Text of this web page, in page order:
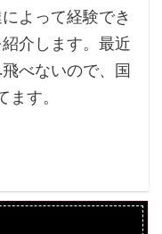
よって経験でき
介します。最近
べないので、国
す。